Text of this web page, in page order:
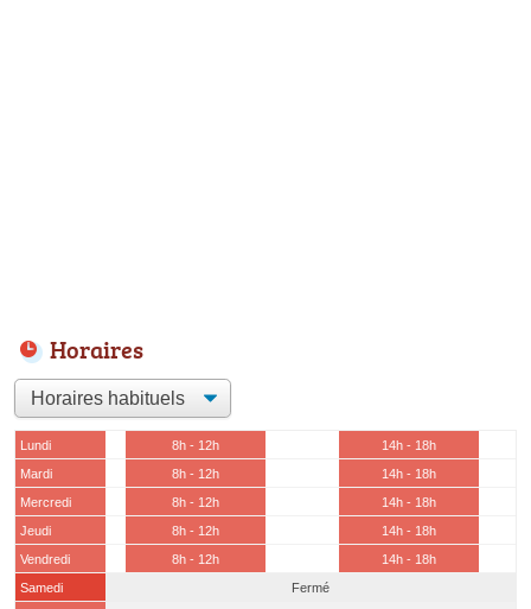
Horaires
Lundi 8h - 12h
14h - 18h
Mardi
8h - 12h
14h - 18h
Mercredi
8h - 12h
14h - 18h
Jeudi
8h - 12h
14h - 18h
Vendredi
8h - 12h
14h - 18h
Samedi
Fermé